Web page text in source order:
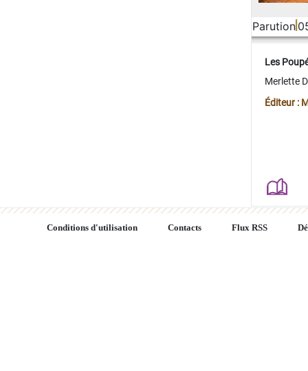
Parution
Les
Merlette
Éditeur :
Conditions d'utilisation Contacts Flux RSS